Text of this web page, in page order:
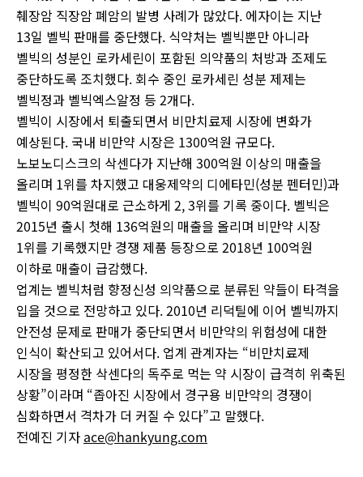
췌장암 직장암 폐암의 발병 사례가 많았다. 에자이는 지난
13일 벨빅 판매를 중단했다. 식약처는 벨빅뿐만 아니라
벨빅의 성분인 로카세린이 포함된 의약품의 처방과 조제도
중단하도록 조치했다. 회수 중인 로카세린 성분 제제는
벨빅정과 벨빅엑스알정 등 2개다.
벨빅이 시장에서 퇴출되면서 비만치료제 시장에 변화가
예상된다. 국내 비만약 시장은 1300억원 규모다.
노보노디스크의 삭센다가 지난해 300억원 이상의 매출을
올리며 1위를 차지했고 대웅제약의 디에타민(성분 펜터민)과
벨빅이 90억원대로 근소하게 2, 3위를 기록 중이다. 벨빅은
2015년 출시 첫해 136억원의 매출을 올리며 비만약 시장
1위를 기록했지만 경쟁 제품 등장으로 2018년 100억원
이하로 매출이 급감했다.
업계는 벨빅처럼 향정신성 의약품으로 분류된 약들이 타격을
입을 것으로 전망하고 있다. 2010년 리덕틸에 이어 벨빅까지
안전성 문제로 판매가 중단되면서 비만약의 위험성에 대한
인식이 확산되고 있어서다. 업계 관계자는 “비만치료제
시장을 평정한 삭센다의 독주로 먹는 약 시장이 급격히 위축된
상황”이라며 “좁아진 시장에서 경구용 비만약의 경쟁이
심화하면서 격차가 더 커질 수 있다”고 말했다.
전예진 기자 ace@hankyung.com